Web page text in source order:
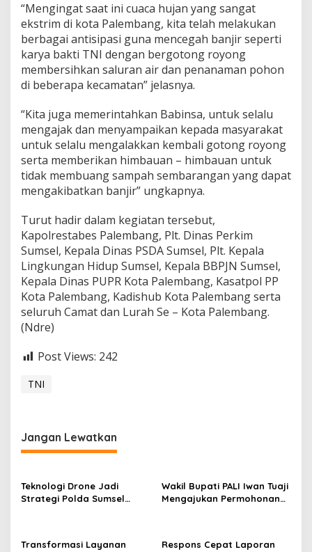
“Mengingat saat ini cuaca hujan yang sangat
ekstrim di kota Palembang, kita telah melakukan
berbagai antisipasi guna mencegah banjir seperti
karya bakti TNI dengan bergotong royong
membersihkan saluran air dan penanaman pohon
di beberapa kecamatan” jelasnya.
“Kita juga memerintahkan Babinsa, untuk selalu
mengajak dan menyampaikan kepada masyarakat
untuk selalu mengalakkan kembali gotong royong
serta memberikan himbauan – himbauan untuk
tidak membuang sampah sembarangan yang dapat
mengakibatkan banjir” ungkapnya.
Turut hadir dalam kegiatan tersebut,
Kapolrestabes Palembang, Plt. Dinas Perkim
Sumsel, Kepala Dinas PSDA Sumsel, Plt. Kepala
Lingkungan Hidup Sumsel, Kepala BBPJN Sumsel,
Kepala Dinas PUPR Kota Palembang, Kasatpol PP
Kota Palembang, Kadishub Kota Palembang serta
seluruh Camat dan Lurah Se – Kota Palembang.
(Ndre)
Post Views: 242
TNI
Jangan Lewatkan
Teknologi Drone Jadi
Strategi Polda Sumsel
Wakil Bupati PALI Iwan Tuaji
Mengajukan Permohonan
Transformasi Layanan
Respons Cepat Laporan